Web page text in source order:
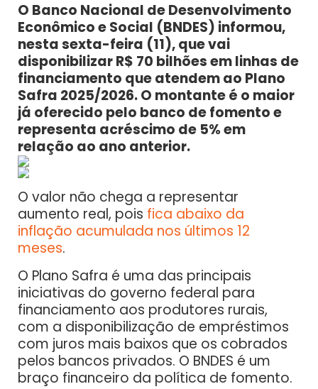
O Banco Nacional de Desenvolvimento
Econômico e Social (BNDES) informou,
nesta sexta-feira (11), que vai
disponibilizar R$ 70 bilhões em linhas de
financiamento que atendem ao Plano
Safra 2025/2026. O montante é o maior
já oferecido pelo banco de fomento e
representa acréscimo de 5% em
relação ao ano anterior.
O valor não chega a representar
aumento real, pois fica abaixo da
inflação acumulada nos últimos 12
meses.
O Plano Safra é uma das principais
iniciativas do governo federal para
financiamento aos produtores rurais,
com a disponibilização de empréstimos
com juros mais baixos que os cobrados
pelos bancos privados. O BNDES é um
braço financeiro da política de fomento.